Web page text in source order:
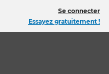
Se connecter
Essayez gratuitement !